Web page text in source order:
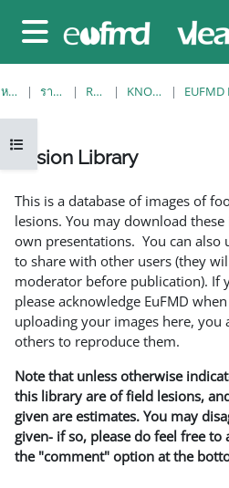
Side panel
Open course index
หน้าหลัก รายวิชาทั้งหมด RESOURCES KNOWLEDGE BANK
Lesion Library
This is a database of images of
lesions. You may download
own presentations. You can also
to share with other users (they
moderator before publication). If
please acknowledge EuFMD
uploading your images here, you
others to reproduce them.
Note that unless otherwise
this library are of field lesions,
given are estimates. You may
given- if so, please do feel free
the "comment" option at the